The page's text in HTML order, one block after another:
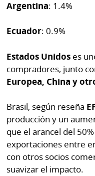
Picante
⌾
Repregunta
Sabrina
Censura
Argentina: 1.4%
Ecuador: 0.9%
Estados Unidos es
compradores, junto
Europea, China y
Brasil, según reseña
producción y un
que el arancel del
exportaciones entre
con otros socios
suavizar el impacto.